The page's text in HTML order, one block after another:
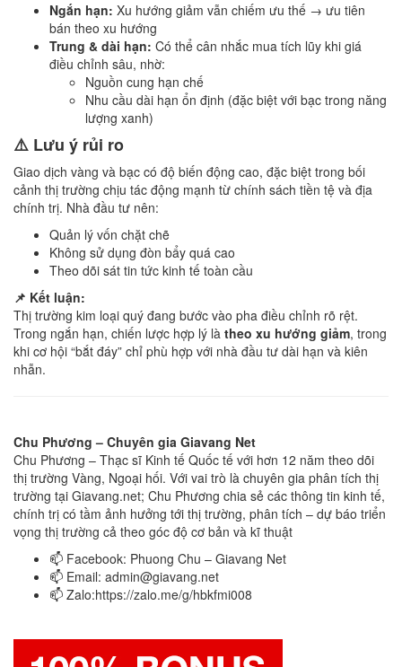
Ngắn hạn: Xu hướng giảm vẫn chiếm ưu thế → ưu tiên
bán theo xu hướng
Trung & dài hạn: Có thể cân nhắc mua tích lũy khi giá
điều chỉnh sâu, nhờ:
Nguồn cung hạn chế
Nhu cầu dài hạn ổn định (đặc biệt với bạc trong năng
lượng xanh)
⚠️ Lưu ý rủi ro
Giao dịch vàng và bạc có độ biến động cao, đặc biệt trong bối
cảnh thị trường chịu tác động mạnh từ chính sách tiền tệ và địa
chính trị. Nhà đầu tư nên:
Quản lý vốn chặt chẽ
Không sử dụng đòn bẩy quá cao
Theo dõi sát tin tức kinh tế toàn cầu
📌 Kết luận:
Thị trường kim loại quý đang bước vào pha điều chỉnh rõ rệt.
Trong ngắn hạn, chiến lược hợp lý là theo xu hướng giảm, trong
khi cơ hội “bắt đáy” chỉ phù hợp với nhà đầu tư dài hạn và kiên
nhẫn.
Chu Phương – Chuyên gia Giavang Net
Chu Phương – Thạc sĩ Kinh tế Quốc tế với hơn 12 năm theo dõi
thị trường Vàng, Ngoại hối. Với vai trò là chuyên gia phân tích thị
trường tại Giavang.net; Chu Phương chia sẻ các thông tin kinh tế,
chính trị có tầm ảnh hưởng tới thị trường, phân tích – dự báo triển
vọng thị trường cả theo góc độ cơ bản và kĩ thuật
📫 Facebook: Phuong Chu – Giavang Net
📫 Email: admin@giavang.net
📫 Zalo:https://zalo.me/g/hbkfmi008